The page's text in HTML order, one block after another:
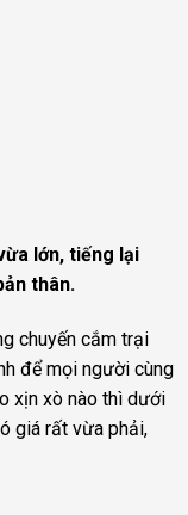
lớn, tiếng lại
thân.
chuyến cắm trại
để mọi người cùng
xịn xò nào thì dưới
giá rất vừa phải,